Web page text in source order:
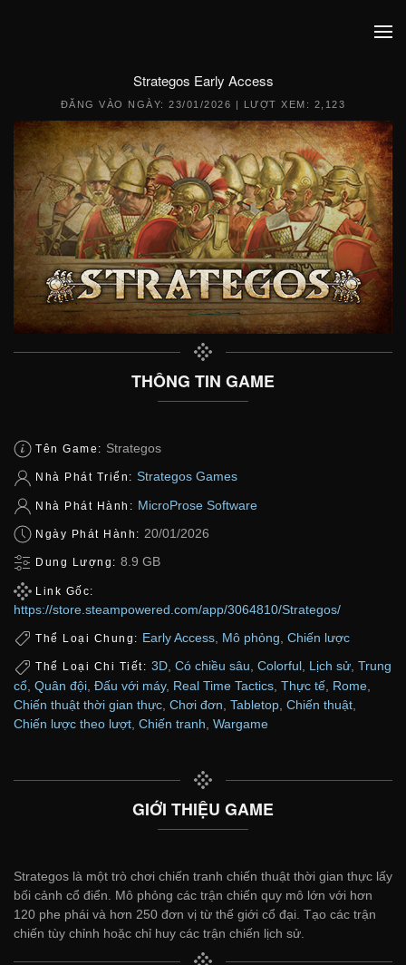
Strategos Early Access
ĐĂNG VÀO NGÀY:23/01/2026 | LƯỢT XEM: 2,123
THÔNG TIN GAME
Tên Game: Strategos
Nhà Phát Triển: Strategos Games
Nhà Phát Hành: MicroProse Software
Ngày Phát Hành: 20/01/2026
Dung Lượng: 8.9 GB
Link Gốc:
https://store.steampowered.com/app/3064810/Strategos/
Thể Loại Chung: Early Access Mô phỏng Chiến lược
Thể Loại Chi Tiết: 3D, Có chiều sâu, Colorful, Lịch sử, Trung
cổ Quân đội Đấu với máy, Real Time Tactics Thực tế Rome
Chiến thuật thời gian thực Chơi đơn Tabletop Chiến thuật
Chiến lược theo lượt Chiến tranh Wargame
GIỚI THIỆU GAME
Strategos là một trò chơi chiến tranh chiến thuật thời gian thực lấy
bối cảnh cổ điển. Mô phỏng các trận chiến quy mô lớn với hơn
120 phe phái và hơn 250 đơn vị từ thế giới cổ đại. Tạo các trận
chiến tùy chỉnh hoặc chỉ huy các trận chiến lịch sử.